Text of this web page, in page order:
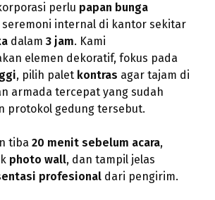
perlu papan bunga
seremoni internal di kantor sekitar
dalam 3 jam. Kami
elemen dekoratif, fokus pada
, pilih palet kontras agar tajam di
armada tercepat yang sudah
protokol gedung tersebut.
tiba 20 menit sebelum acara,
photo wall, dan tampil jelas
profesional dari pengirim.